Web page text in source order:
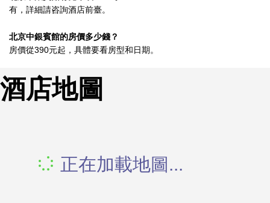
有，詳細請咨詢酒店前臺。
北京中銀賓館的房價多少錢？
房價從390元起，具體要看房型和日期。
酒店地圖
正在加載地圖...